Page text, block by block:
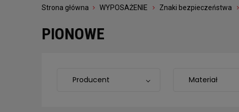
Strona główna WYPOSAŻENIE Znaki bezpieczeństwa
PIONOWE
Producent Materiał